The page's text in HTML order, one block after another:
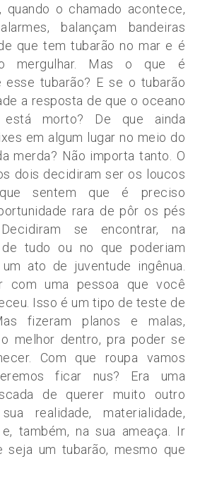
quando o chamado acontece,
balançam bandeiras
que tem tubarão no mar e é
mergulhar. Mas o que é
esse tubarão? E se o tubarão
a resposta de que o oceano
está morto? De que ainda
em algum lugar no meio do
merda? Não importa tanto. O
dois decidiram ser os loucos
que sentem que é preciso
rara de pôr os pés
se encontrar, na
de tudo ou no que poderiam
ato de juventude ingênua.
com uma pessoa que você
Isso é um tipo de teste de
fizeram planos e malas,
o melhor dentro, pra poder se
Com que roupa vamos
ficar nus? Era uma
de querer muito outro
realidade, materialidade,
e, também, na sua ameaça. Ir
seja um tubarão, mesmo que